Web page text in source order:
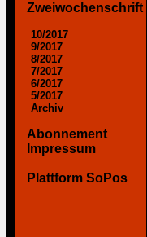
Zweiwochenschrift
10/2017
9/2017
8/2017
7/2017
6/2017
5/2017
Archiv
Abonnement
Impressum
Plattform SoPos